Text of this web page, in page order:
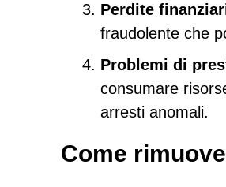
Perdite
fraudolente che
Problemi di
consumare
arresti anomali.
Come